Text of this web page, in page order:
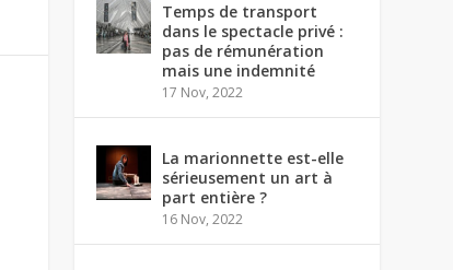
Temps de transport
dans le spectacle privé :
pas de rémunération
mais une indemnité
17 Nov, 2022
La marionnette est-elle
sérieusement un art à
part entière ?
16 Nov, 2022